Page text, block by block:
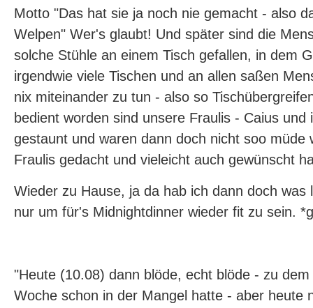
Motto "Das hat sie ja noch nie gemacht - also
Welpen" Wer's glaubt! Und später sind die
solche Stühle an einem Tisch gefallen, in dem
irgendwie viele Tischen und an allen saßen
nix miteinander zu tun - also so
bedient worden sind unsere Fraulis - Caius und
gestaunt und waren dann doch nicht soo müde
Fraulis gedacht und vieleicht auch gewünscht
Wieder zu Hause, ja da hab ich dann doch was
nur um für's Midnightdinner wieder fit zu sein.
"Heute (10.08) dann blöde, echt blöde - zu
Woche schon in der Mangel hatte - aber heute